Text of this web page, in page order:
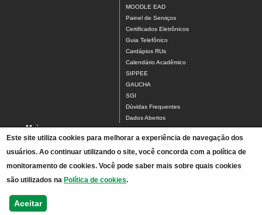
MOODLE EAD
Painel de Serviços
Certificados Eletrônicos
Guia Telefônico
Cardápios RUs
Calendário Acadêmico
SIPPEE
GAUCHA
SGI
Dúvidas Frequentes
Dados Abertos
Mais
Tchê, achei!
Acesso ao Antigo Portal
A Unipampa
Relatórios de Gestão
Mapa
Este site utiliza cookies para melhorar a experiência de navegação dos
usuários. Ao continuar utilizando o site, você concorda com a política de
monitoramento de cookies. Você pode saber mais sobre quais cookies
são utilizados na Política de cookies.
Aceitar